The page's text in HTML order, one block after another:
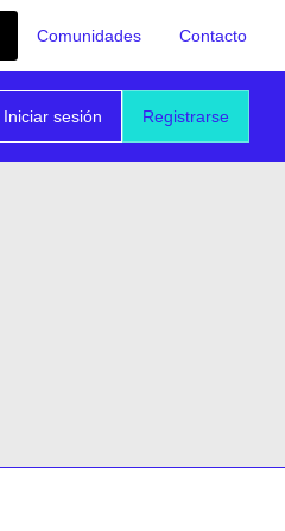
Comunidades Contacto
Registrarse
Iniciar sesión